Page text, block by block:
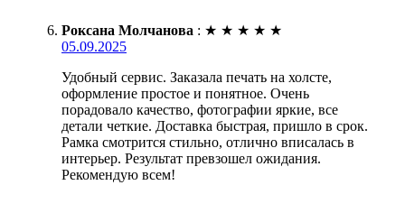
Роксана Молчанова : ★ ★ ★ ★ ★
05.09.2025
Удобный сервис. Заказала печать на холсте,
оформление простое и понятное. Очень
порадовало качество, фотографии яркие, все
детали четкие. Доставка быстрая, пришло в срок.
Рамка смотрится стильно, отлично вписалась в
интерьер. Результат превзошел ожидания.
Рекомендую всем!